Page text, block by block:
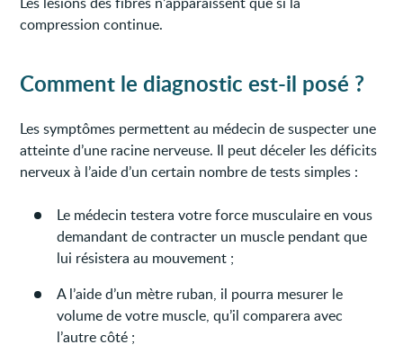
compression continue.
Comment le diagnostic est-il posé ?
Les symptômes permettent au médecin de suspecter une
atteinte d’une racine nerveuse. Il peut déceler les déficits
nerveux à l’aide d’un certain nombre de tests simples :
Le médecin testera votre force musculaire en vous
demandant de contracter un muscle pendant que
lui résistera au mouvement ;
A l’aide d’un mètre ruban, il pourra mesurer le
volume de votre muscle, qu’il comparera avec
l’autre côté ;